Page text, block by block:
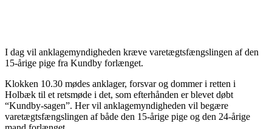
I dag vil anklagemyndigheden kræve varetægtsfængslingen af den
15-årige pige fra Kundby forlænget.
Klokken 10.30 mødes anklager, forsvar og dommer i retten i
Holbæk til et retsmøde i det, som efterhånden er blevet døbt
“Kundby-sagen”. Her vil anklagemyndigheden vil begære
varetægtsfængslingen af både den 15-årige pige og den 24-årige